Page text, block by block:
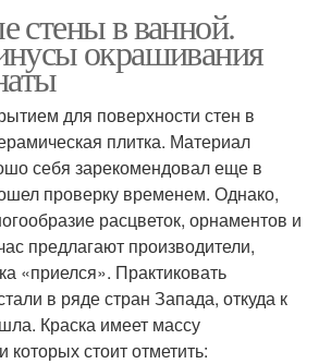
стены в ванной.
окрашивания
для поверхности стен в
плитка. Материал
себя зарекомендовал еще в
проверку временем. Однако,
расцветок, орнаментов и
предлагают производители,
«приелся». Практиковать
в ряде стран Запада, откуда к
Краска имеет массу
стоит отметить: